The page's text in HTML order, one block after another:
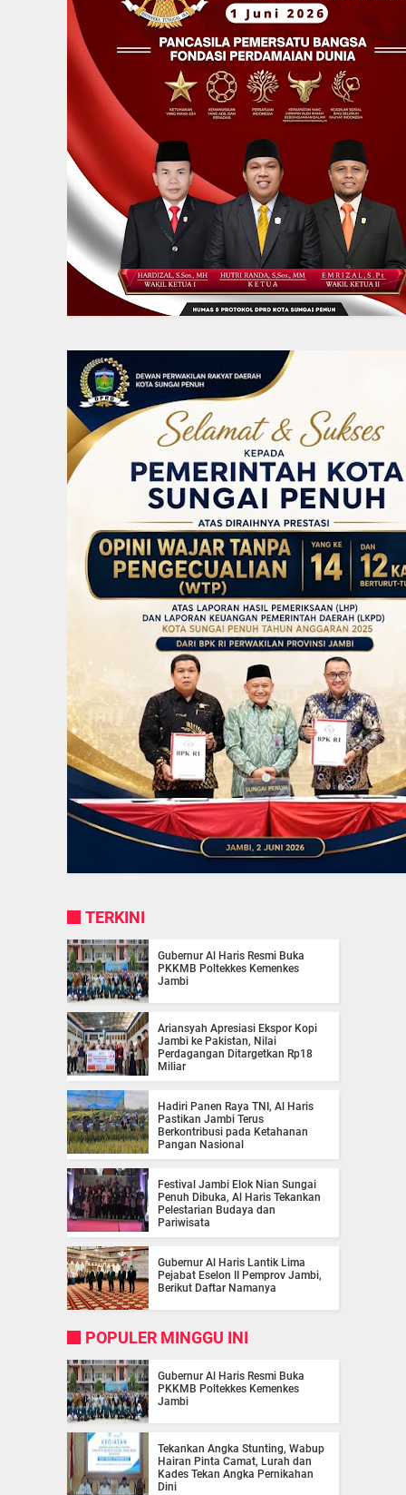
TERKINI
Gubernur Al Haris Resmi Buka
PKKMB Poltekkes Kemenkes
Jambi
Ariansyah Apresiasi Ekspor Kopi
Jambi ke Pakistan, Nilai
Perdagangan Ditargetkan Rp18
Miliar
Hadiri Panen Raya TNI, Al Haris
Pastikan Jambi Terus
Berkontribusi pada Ketahanan
Pangan Nasional
Festival Jambi Elok Nian Sungai
Penuh Dibuka, Al Haris Tekankan
Pelestarian Budaya dan
Pariwisata
Gubernur Al Haris Lantik Lima
Pejabat Eselon II Pemprov Jambi,
Berikut Daftar Namanya
POPULER MINGGU INI
Gubernur Al Haris Resmi Buka
PKKMB Poltekkes Kemenkes
Jambi
Tekankan Angka Stunting, Wabup
Hairan Pinta Camat, Lurah dan
Kades Tekan Angka Pernikahan
Dini